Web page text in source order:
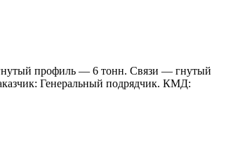
профиль — 6 тонн. Связи — гнутый
Генеральный подрядчик. КМД: